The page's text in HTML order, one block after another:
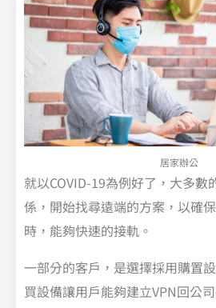
居家辦公
就以COVID-19為例好了，大多數
係，開始找尋遠端的方案，以確
時，能夠快速的接軌。
一部分的客戶，是選擇採用購置
買設備讓用戶能夠建立VPN回公